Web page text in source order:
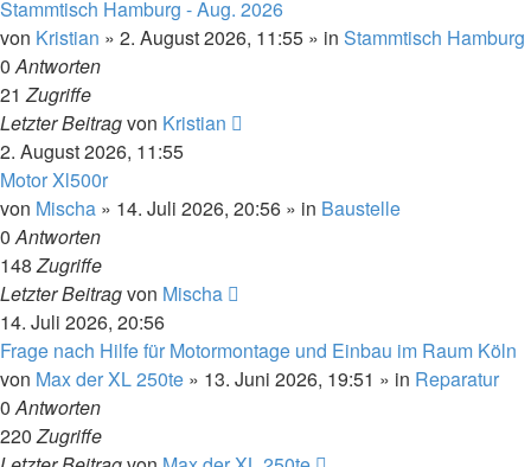
Stammtisch Hamburg - Aug. 2026
von Kristian » 2. August 2026, 11:55 » in Stammtisch Hamburg
0Antworten
21Zugriffe
Letzter Beitragvon Kristian
2. August 2026, 11:55
Motor Xl500r
von Mischa » 14. Juli 2026, 20:56 » in Baustelle
0Antworten
148Zugriffe
Letzter Beitragvon Mischa
14. Juli 2026, 20:56
Frage nach Hilfe für Motormontage und Einbau im Raum Köln
von Max der XL 250te » 13. Juni 2026, 19:51 » in Reparatur
0Antworten
220Zugriffe